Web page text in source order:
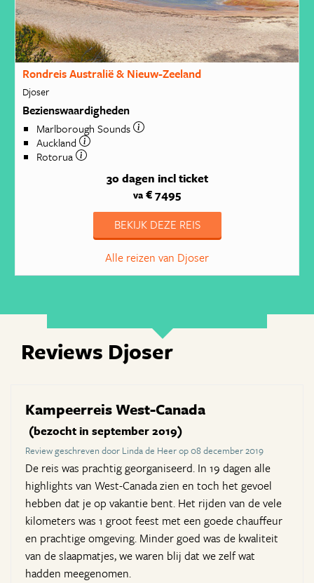
Rondreis Australië & Nieuw-Zeeland
Djoser
Bezienswaardigheden
Marlborough Sounds
Auckland
Rotorua
30 dagen incl ticket
va € 7495
BEKIJK DEZE REIS
Alle reizen van Djoser
Reviews Djoser
Kampeerreis West-Canada
(bezocht in september 2019)
Review geschreven door Linda de Heer op 08 december 2019
De reis was prachtig georganiseerd. In 19 dagen alle
highlights van West-Canada zien en toch het gevoel
hebben dat je op vakantie bent. Het rijden van de vele
kilometers was 1 groot feest met een goede chauffeur
en prachtige omgeving. Minder goed was de kwaliteit
van de slaapmatjes, we waren blij dat we zelf wat
hadden meegenomen.